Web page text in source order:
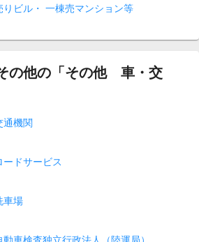
りビル・ 一棟売マンション等
の他の「その他 車・交
通機関
ドサービス
車場
車検査独立行政法人（陸運局）